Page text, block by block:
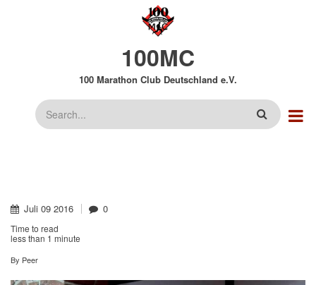
100MC
100 Marathon Club Deutschland e.V.
Suche
Juli 09 2016 0
Time to read
less than 1 minute
By Peer